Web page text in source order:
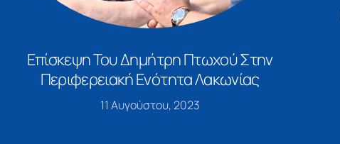
Επίσκεψη Του Δημήτρη Πτωχού Στην
Περιφερειακή Ενότητα Λακωνίας
11 Αυγούστου, 2023